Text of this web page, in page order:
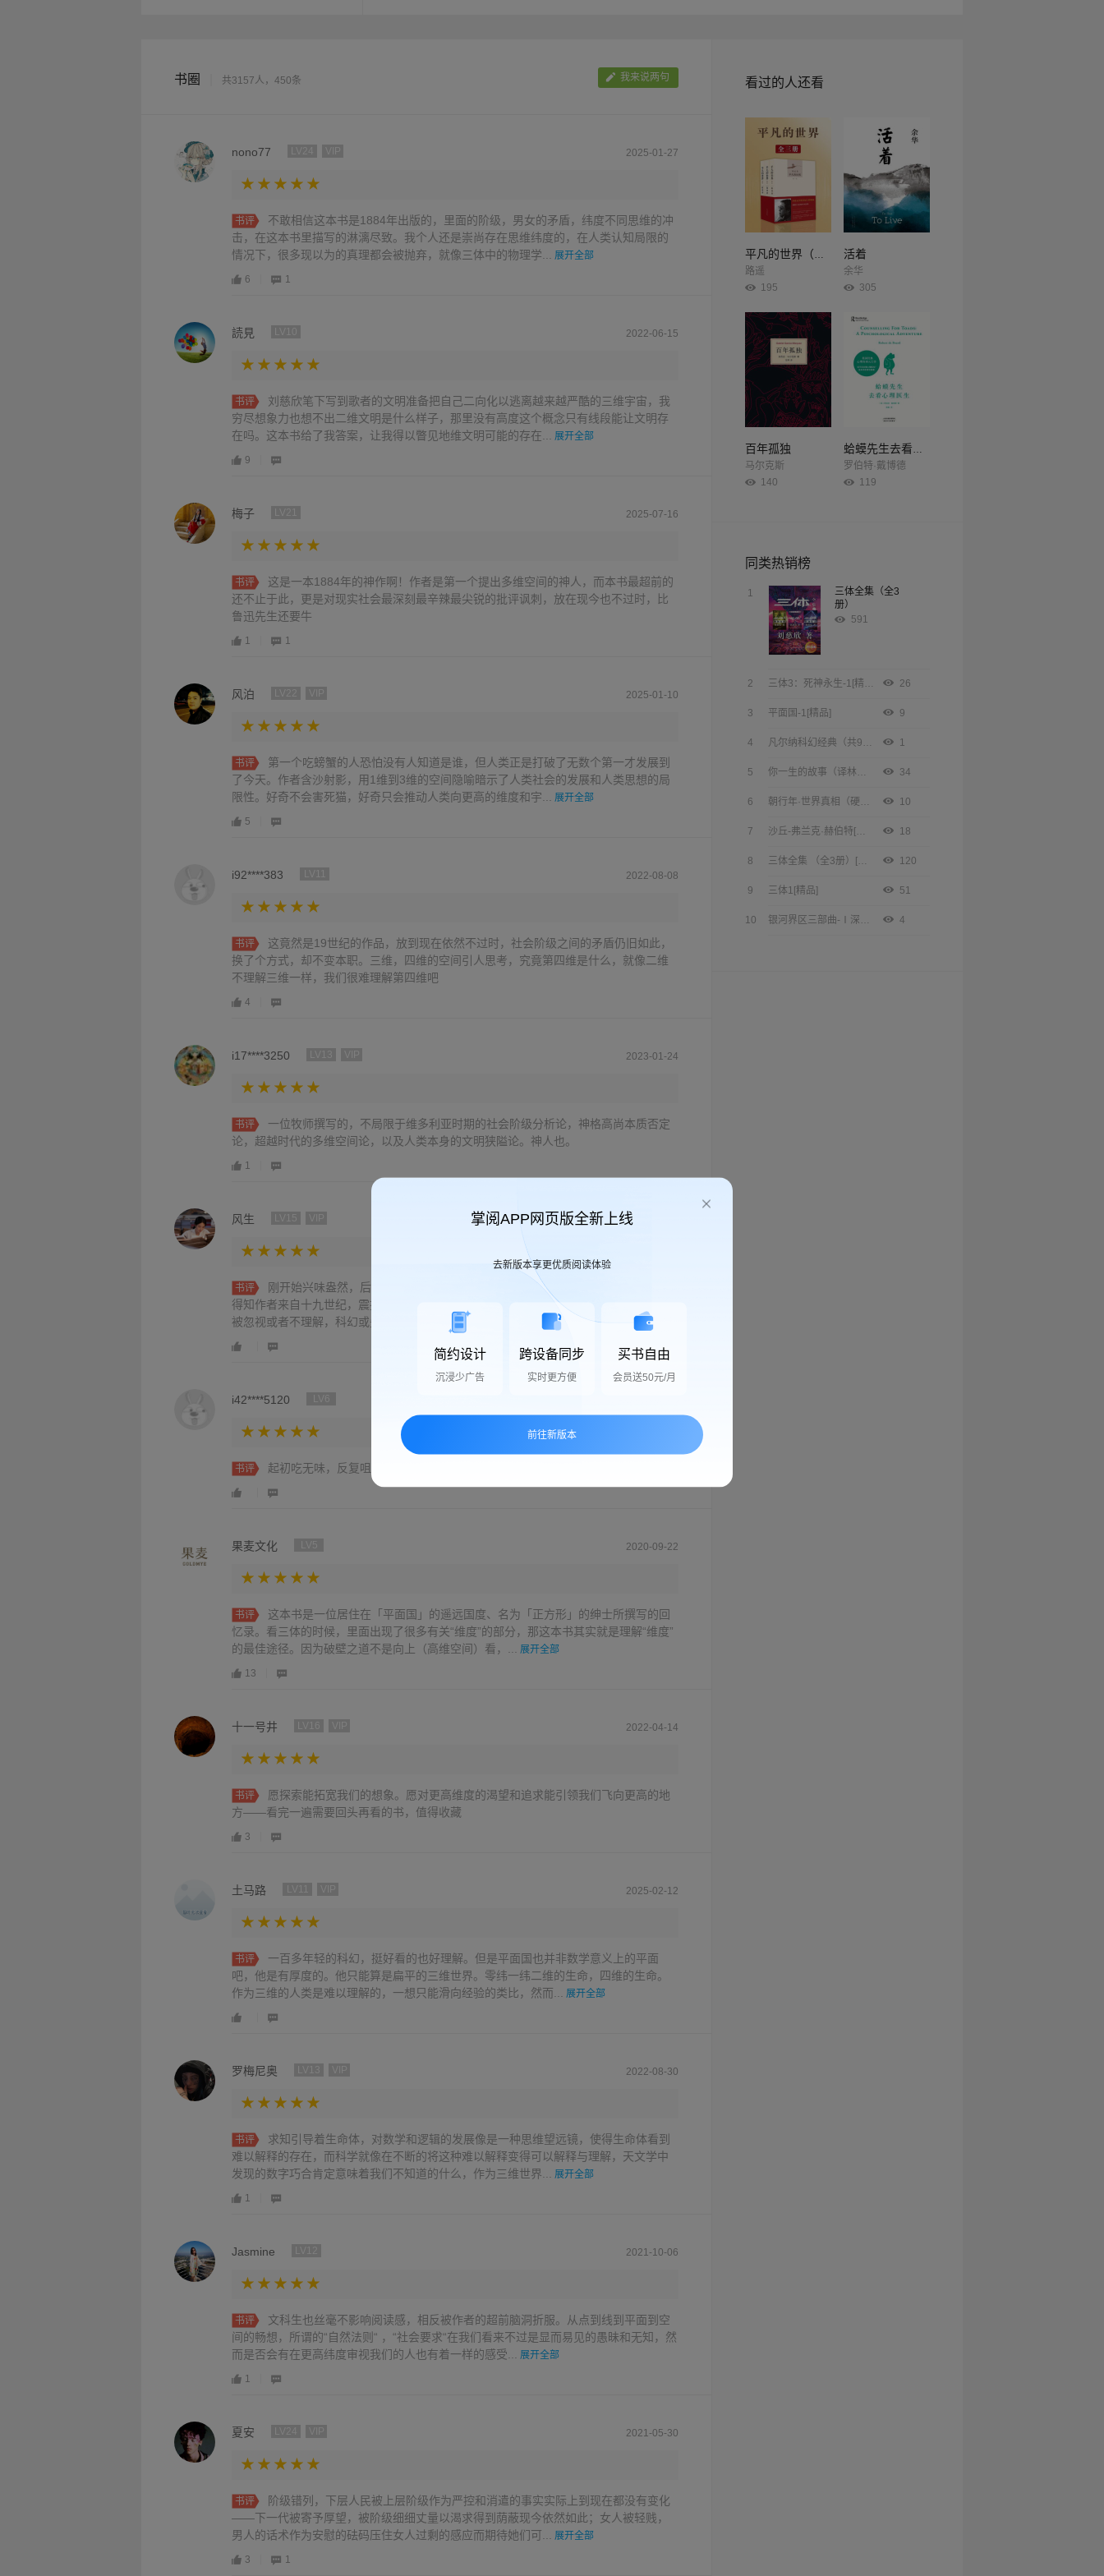
书圈 共3157人，450条 我来说两句
nono77 2025-01-27
书评
不敢相信这本书是1884年出版的，里面的阶级，男女的矛盾，纬度不同思维的冲
击，在这本书里描写的淋漓尽致。我个人还是崇尚存在思维纬度的，在人类认知局限的
情况下，很多现以为的真理都会被抛弃，就像三体中的物理学...
展开全部
6 1
読見 2022-06-15
书评
刘慈欣笔下写到歌者的文明准备把自己二向化以逃离越来越严酷的三维宇宙，我
穷尽想象力也想不出二维文明是什么样子，那里没有高度这个概念只有线段能让文明存
在吗。这本书给了我答案，让我得以瞥见地维文明可能的存在...
展开全部
9
梅子 2025-07-16
书评
这是一本1884年的神作啊！作者是第一个提出多维空间的神人，而本书最超前的
还不止于此，更是对现实社会最深刻最辛辣最尖锐的批评讽刺，放在现今也不过时，比
鲁迅先生还要牛
1 1
风泊 2025-01-10
书评
第一个吃螃蟹的人恐怕没有人知道是谁，但人类正是打破了无数个第一才发展到
了今天。作者含沙射影，用1维到3维的空间隐喻暗示了人类社会的发展和人类思想的局
限性。好奇不会害死猫，好奇只会推动人类向更高的维度和宇...
展开全部
5
i92****383 2022-08-08
书评
这竟然是19世纪的作品，放到现在依然不过时，社会阶级之间的矛盾仍旧如此，
换了个方式，却不变本职。三维，四维的空间引人思考，究竟第四维是什么，就像二维
不理解三维一样，我们很难理解第四维吧
4
i17****3250 2023-01-24
书评
一位牧师撰写的，不局限于维多利亚时期的社会阶级分析论，神格高尚本质否定
论，超越时代的多维空间论，以及人类本身的文明狭隘论。神人也。
1
风生 2026-01-22
书评
刚开始兴味盎然，后半部开始昏昏欲睡，仿佛小学生初入数学课堂。直至后记，
得知作者来自十九世纪，震撼无以言表，每个时代都有思想超前者，因为太过超前，而
被忽视或者不理解，科幻或先知亦如是。当然，书中还有有趣...
展开全部
i42****5120
书评 起初吃无味，反复咀嚼后香味久久不散。似理性，又能用感性解释太经典了
果麦文化 2020-09-22
书评
这本书是一位居住在「平面国」的遥远国度、名为「正方形」的绅士所撰写的回
忆录。看三体的时候，里面出现了很多有关“维度”的部分，那这本书其实就是理解“维度”
的最佳途径。因为破壁之道不是向上（高维空间）看，...
展开全部
13
十一号井 2022-04-14
书评
愿探索能拓宽我们的想象。愿对更高维度的渴望和追求能引领我们飞向更高的地
方——看完一遍需要回头再看的书，值得收藏
3
土马路 2025-02-12
书评
一百多年轻的科幻，挺好看的也好理解。但是平面国也并非数学意义上的平面
吧，他是有厚度的。他只能算是扁平的三维世界。零纬一纬二维的生命，四维的生命。
作为三维的人类是难以理解的，一想只能滑向经验的类比，然而...
展开全部
罗梅尼奥 2022-08-30
书评
求知引导着生命体，对数学和逻辑的发展像是一种思维望远镜，使得生命体看到
难以解释的存在，而科学就像在不断的将这种难以解释变得可以解释与理解，天文学中
发现的数字巧合肯定意味着我们不知道的什么，作为三维世界...
展开全部
1
Jasmine 2021-10-06
书评
文科生也丝毫不影响阅读感，相反被作者的超前脑洞折服。从点到线到平面到空
间的畅想，所谓的“自然法则“ ，“社会要求“在我们看来不过是显而易见的愚昧和无知，然
而是否会有在更高纬度审视我们的人也有着一样的感受...
展开全部
1
夏安 2021-05-30
书评
阶级错列，下层人民被上层阶级作为严控和消遣的事实实际上到现在都没有变化
——下一代被寄予厚望，被阶级细细丈量以渴求得到荫蔽现今依然如此；女人被轻贱，
男人的话术作为安慰的砝码压住女人过剩的感应而期待她们可...
展开全部
3 1
看过的人还看
平凡的世界（全3册）
路遥
195
百年孤独
马尔克斯
140
活着
余华
305
蛤蟆先生去看心理医生
罗伯特·戴博德
119
同类热销榜
1
三体全集（全3
册）
591
2 三体3：死神永生-1[精品] 26
3 平面国-1[精品] 9
4 凡尔纳科幻经典（共9册）[精品] 1
5 你一生的故事（译林幻系列）[精品] 34
6 朝行年·世界真相（硬核科幻）[精品] 10
7 沙丘-弗兰克·赫伯特[精品] 18
8 三体全集 （全3册）[精品] 120
9 三体1[精品] 51
10 银河界区三部曲-Ⅰ深渊上的火.zip[精品] 4
掌阅APP网页版全新上线
去新版本享更优质阅读体验
简约设计
沉浸少广告
跨设备同步
实时更方便
买书自由
会员送50元/月
前往新版本